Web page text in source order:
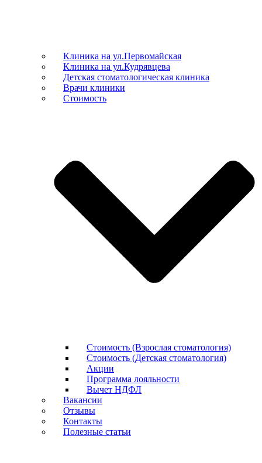
Клиника на ул.Первомайская
Клиника на ул.Кудрявцева
Детская стоматологическая клиника
Врачи клиники
Стоимость
Стоимость (Взрослая стоматология)
Стоимость (Детская стоматология)
Акции
Программа лояльности
Вычет НДФЛ
Вакансии
Отзывы
Контакты
Полезные статьи